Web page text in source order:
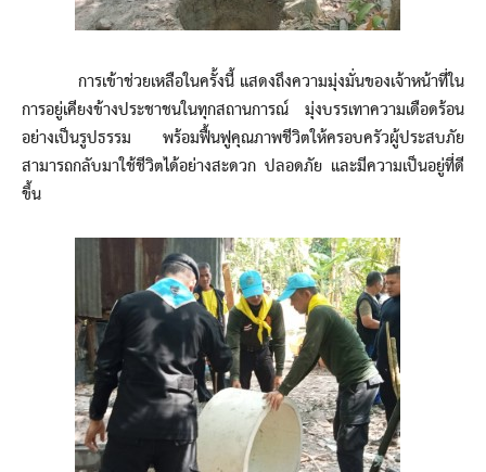
การเข้าช่วยเหลือในครั้งนี้ แสดงถึงความมุ่งมั่นของเจ้าหน้าที่ใน
การอยู่เคียงข้างประชาชนในทุกสถานการณ์ มุ่งบรรเทาความเดือดร้อน
อย่างเป็นรูปธรรม พร้อมฟื้นฟูคุณภาพชีวิตให้ครอบครัวผู้ประสบภัย
สามารถกลับมาใช้ชีวิตได้อย่างสะดวก ปลอดภัย และมีความเป็นอยู่ที่ดี
ขึ้น